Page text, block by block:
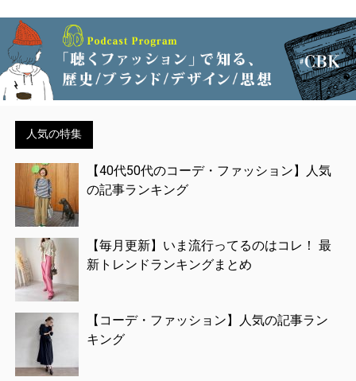
人気の特集
【40代50代のコーデ・ファッション】人気
の記事ランキング
【毎月更新】いま流行ってるのはコレ！ 最
新トレンドランキングまとめ
【コーデ・ファッション】人気の記事ラン
キング